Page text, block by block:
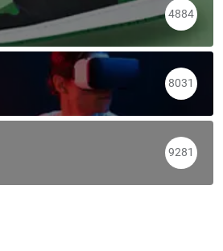
4884
8031
9281